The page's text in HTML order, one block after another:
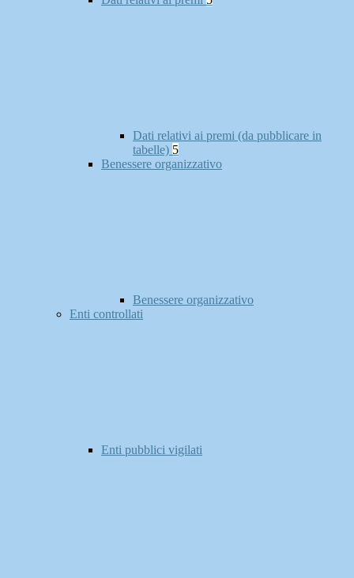
Dati relativi ai premi (da pubblicare in
tabelle) 5
Benessere organizzativo
Benessere organizzativo
Enti controllati
Enti pubblici vigilati